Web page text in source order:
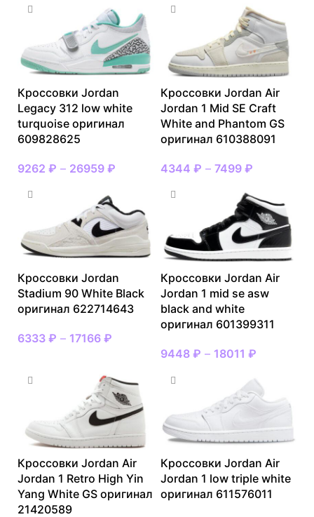
Кроссовки Jordan
Legacy 312 low white
turquoise оригинал
609828625
9262 ₽ – 26959 ₽
Кроссовки Jordan Air
Jordan 1 Mid SE Craft
White and Phantom GS
оригинал 610388091
4344 ₽ – 7499 ₽
Кроссовки Jordan
Stadium 90 White Black
оригинал 622714643
6333 ₽ – 17166 ₽
Кроссовки Jordan Air
Jordan 1 mid se asw
black and white
оригинал 601399311
9448 ₽ – 18011 ₽
Кроссовки Jordan Air
Jordan 1 Retro High Yin
Yang White GS оригинал
21420589
Кроссовки Jordan Air
Jordan 1 low triple white
оригинал 611576011